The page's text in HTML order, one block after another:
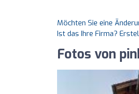
Möchten Sie eine
Ist das Ihre Firma?
Fotos von